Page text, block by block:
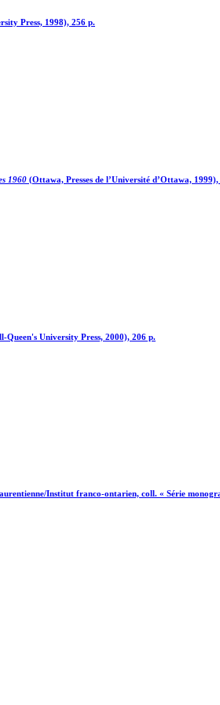
Press, 1998), 256 p.
1960 (Ottawa, Presses de l’Université d’Ottawa,
Queen's University Press, 2000), 206 p.
Institut franco-ontarien, coll. « Série